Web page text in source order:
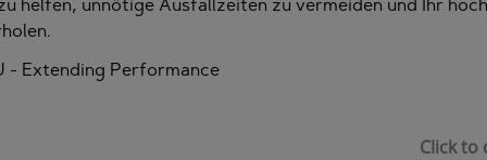
helfen, unnötige Ausfallzeiten zu vermeiden und Ihr
- Extending Performance
Click to